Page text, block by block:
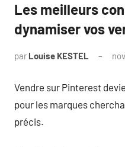
Les meilleurs
dynamiser vos
par Louise KESTEL
Vendre sur Pinterest
pour les marques
précis.